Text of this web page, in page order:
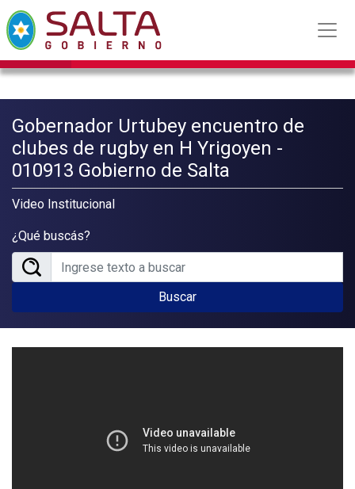
Gobernador Urtubey encuentro de
clubes de rugby en H Yrigoyen -
010913 Gobierno de Salta
Video Institucional
¿Qué buscás?
Buscar